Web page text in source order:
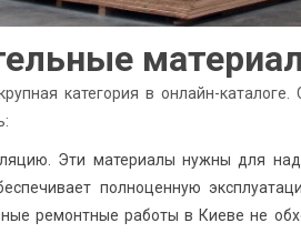
категория в онлайн-
Эти материалы нужны для
полноценную
ремонтные работы в Киеве не